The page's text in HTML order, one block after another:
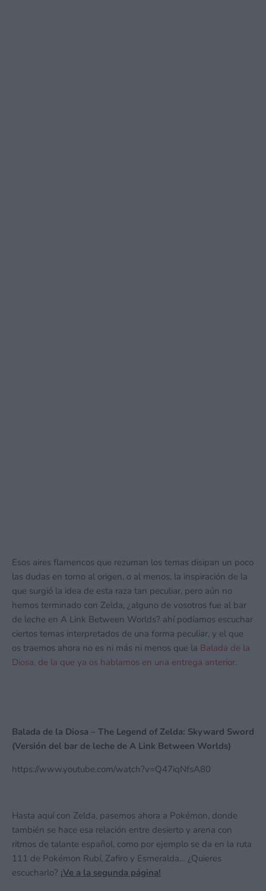
Esos aires flamencos que rezuman los temas disipan un poco
las dudas en torno al origen, o al menos, la inspiración de la
que surgió la idea de esta raza tan peculiar, pero aún no
hemos terminado con Zelda, ¿alguno de vosotros fue al bar
de leche en A Link Between Worlds? ahí podíamos escuchar
ciertos temas interpretados de una forma peculiar, y el que
os traemos ahora no es ni más ni menos que la Balada de la
Diosa, de la que ya os hablamos en una entrega anterior.
Balada de la Diosa – The Legend of Zelda: Skyward Sword
(Versión del bar de leche de A Link Between Worlds)
https://www.youtube.com/watch?v=Q47iqNfsA80
Hasta aquí con Zelda, pasemos ahora a Pokémon, donde
también se hace esa relación entre desierto y arena con
ritmos de talante español, como por ejemplo se da en la ruta
111 de Pokémon Rubí, Zafiro y Esmeralda… ¿Quieres
escucharlo? ¡Ve a la segunda página!